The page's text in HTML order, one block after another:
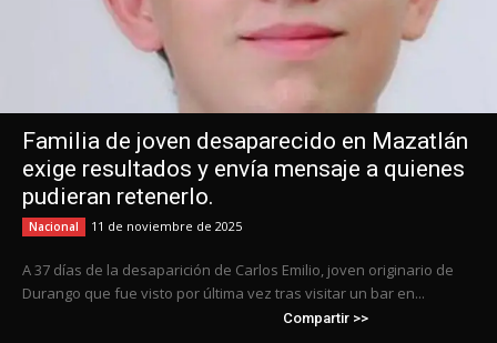
Familia de joven desaparecido en Mazatlán
exige resultados y envía mensaje a quienes
pudieran retenerlo.
Nacional 11 de noviembre de 2025
A 37 días de la desaparición de Carlos Emilio, joven originario de
Durango que fue visto por última vez tras visitar un bar en...
Compartir >>